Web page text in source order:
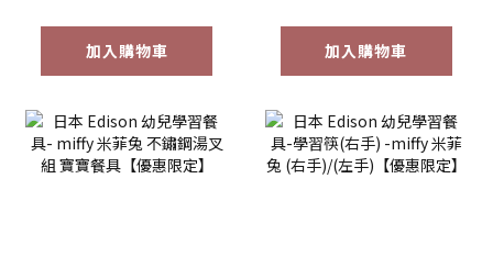
加入購物車 加入購物車